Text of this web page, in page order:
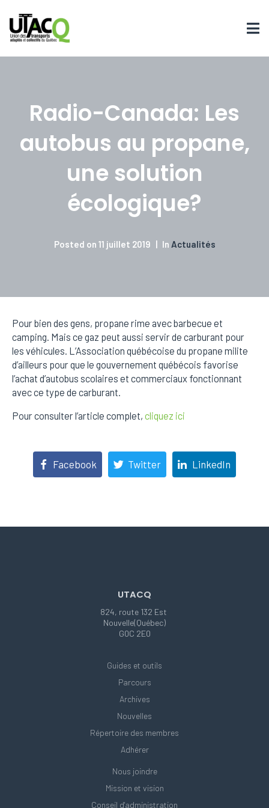
Radio-Canada: Les
autobus au propane,
une solution
écologique?
Posted on 11 juillet 2019 In Actualités
Pour bien des gens, propane rime avec barbecue et
camping. Mais ce gaz peut aussi servir de carburant pour
les véhicules. L’Association québécoise du propane milite
d’ailleurs pour que le gouvernement québécois favorise
l’achat d’autobus scolaires et commerciaux fonctionnant
avec ce type de carburant.
Pour consulter l’article complet, cliquez ici
Facebook Twitter LinkedIn
UTACQ
824, route 132 Est
Nouvelle(Québec)
G0C 2E0
Guides et outils
Parcours
Archives
Nouvelles
Répertoire des membres
Adhérer
Nous joindre
Mission et vision
Conseil d'administration